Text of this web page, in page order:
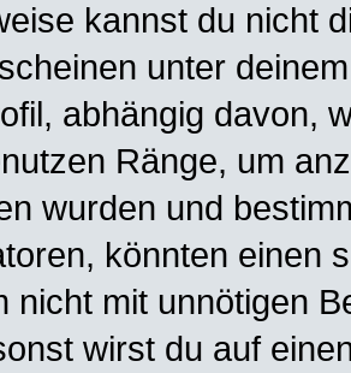
kannst du nicht
unter
abhängig davon,
Ränge, um
wurden und
könnten einen
nicht mit unnötigen
wirst du auf